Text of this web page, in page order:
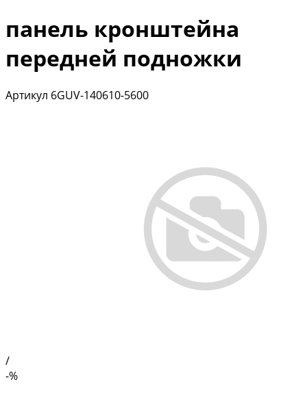
панель кронштейна
передней подножки
Артикул 6GUV-140610-5600
/
-%